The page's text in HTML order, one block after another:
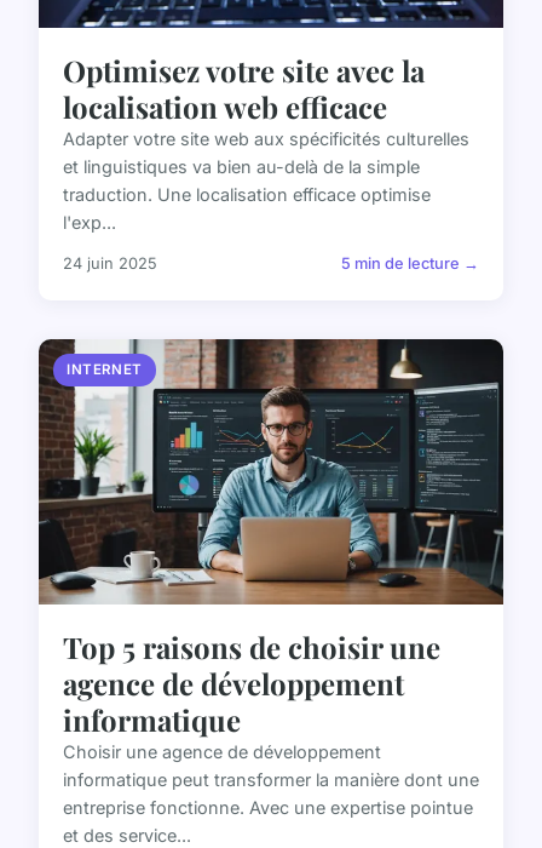
Optimisez votre site avec la
localisation web efficace
Adapter votre site web aux spécificités culturelles
et linguistiques va bien au-delà de la simple
traduction. Une localisation efficace optimise
l'exp...
24 juin 2025 5 min de lecture →
INTERNET
Top 5 raisons de choisir une
agence de développement
informatique
Choisir une agence de développement
informatique peut transformer la manière dont une
entreprise fonctionne. Avec une expertise pointue
et des service...